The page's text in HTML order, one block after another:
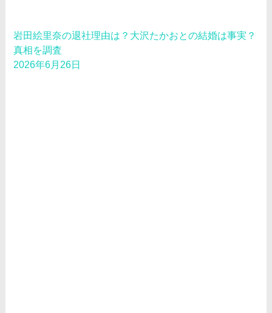
岩田絵里奈の退社理由は？大沢たかおとの結婚は事実？
真相を調査
2026年6月26日